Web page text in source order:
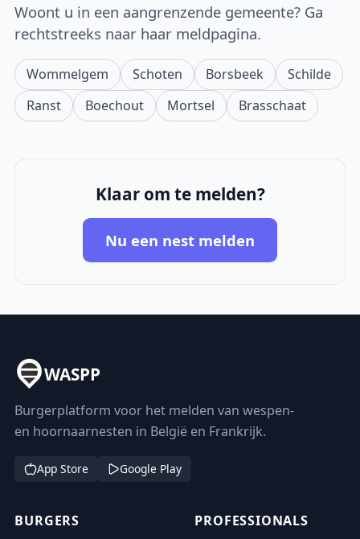
Woont u in een aangrenzende gemeente? Ga
rechtstreeks naar haar meldpagina.
Wommelgem Schoten Borsbeek
Schilde
Ranst
Boechout Mortsel Brasschaat
Klaar om te melden?
Nu een nest melden
WASPP
Burgerplatform voor het melden van wespen-
en hoornaarnesten in België en Frankrijk.
App Store Google Play
BURGERS
PROFESSIONALS